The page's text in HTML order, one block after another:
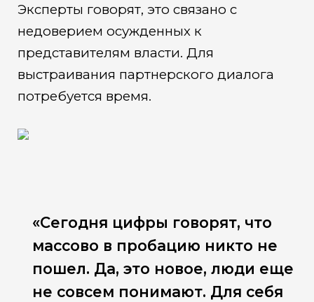
Эксперты говорят, это связано с
недоверием осужденных к
представителям власти. Для
выстраивания партнерского диалога
потребуется время.
«Сегодня цифры говорят, что
массово в пробацию никто не
пошел. Да, это новое, люди еще
не совсем понимают. Для себя